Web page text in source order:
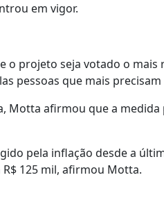
em vigor.
o projeto seja votado o
pessoas que mais precisam
Motta afirmou que a
pela inflação desde a
125 mil, afirmou Motta.